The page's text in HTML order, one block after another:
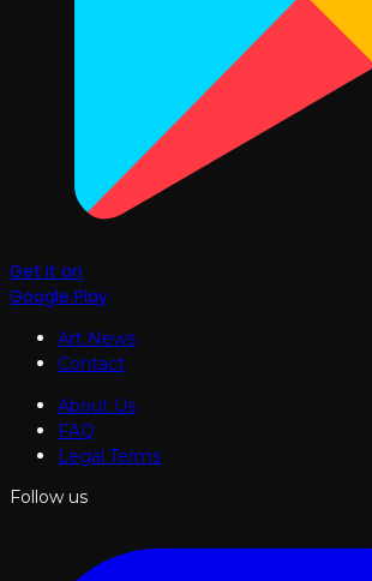
Get it on
Google Play
Art News
Contact
About Us
FAQ
Legal Terms
Follow us